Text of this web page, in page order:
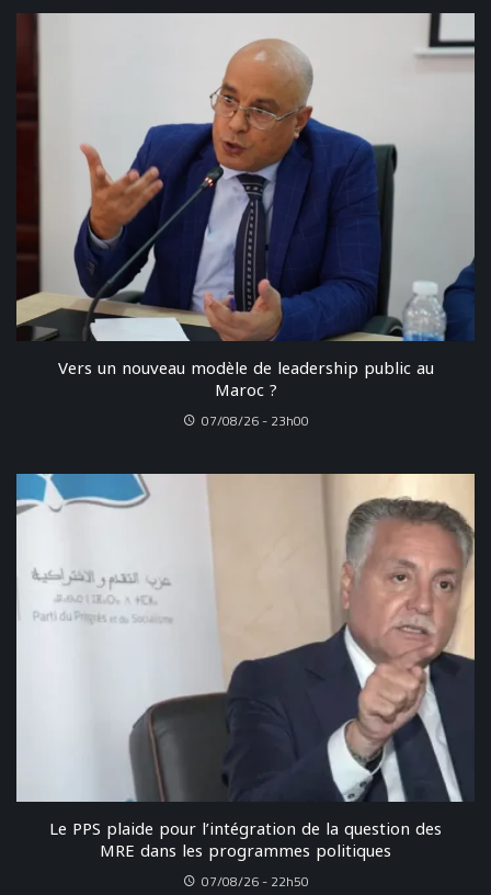
Vers un nouveau modèle de leadership public au
Maroc ?
07/08/26 - 23h00
Le PPS plaide pour l’intégration de la question des
MRE dans les programmes politiques
07/08/26 - 22h50